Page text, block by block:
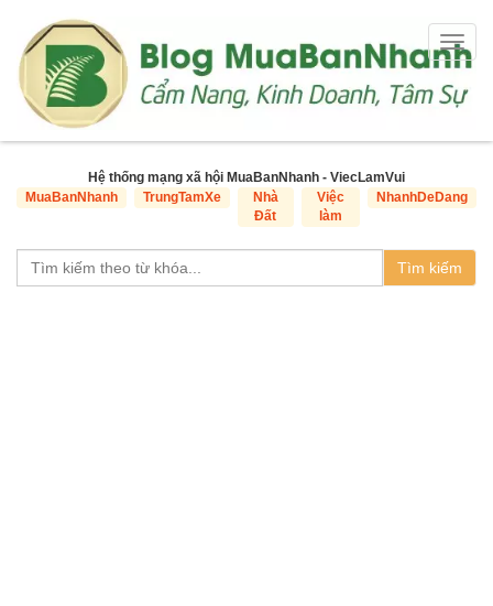
Hệ thống mạng xã hội MuaBanNhanh - ViecLamVui
MuaBanNhanh
TrungTamXe
Nhà
Đất
Việc
làm
NhanhDeDang
Tìm kiếm